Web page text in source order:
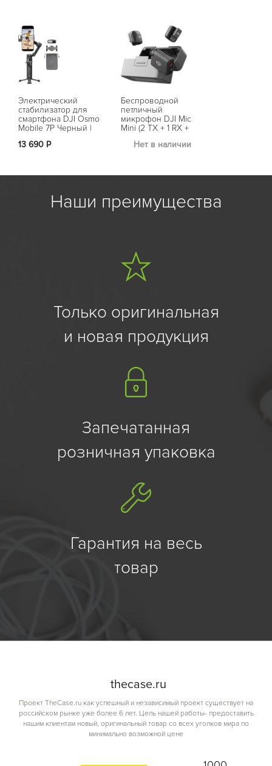
Электрический
стабилизатор для
смартфона DJI Osmo
Mobile 7P Черный |
13 690 Р
Беспроводной
петличный
микрофон DJI Mic
Mini (2 TX + 1 RX +
Черный | Black
Нет в наличии
Наши преимущества
Только оригинальная
и новая продукция
Запечатанная
розничная упаковка
Гарантия на весь
товар
thecase.ru
Проект TheCase.ru как успешный и независимый проект существует на
российском рынке уже более 6 лет. Цель нашей работы- предоставить
нашим клиентам новый, оригинальный товар со всех уголков мира по
минимально возможной цене